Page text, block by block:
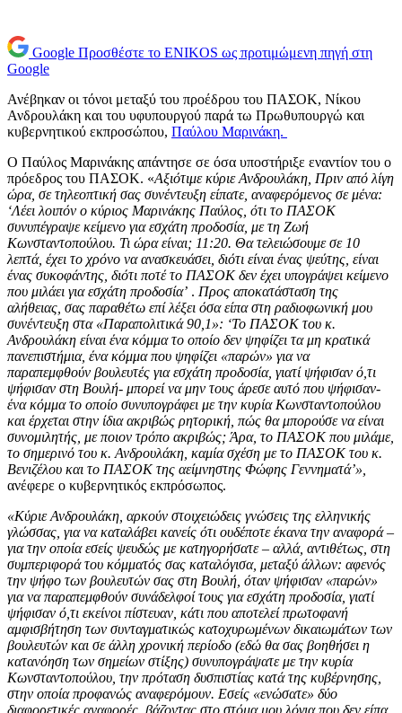
Google Προσθέστε το ENIKOS ως προτιμώμενη πηγή στη
Google
Ανέβηκαν οι τόνοι μεταξύ του προέδρου του ΠΑΣΟΚ, Νίκου
Ανδρουλάκη και του υφυπουργού παρά τω Πρωθυπουργώ και
κυβερνητικού εκπροσώπου, Παύλου Μαρινάκη.
Ο Παύλος Μαρινάκης απάντησε σε όσα υποστήριξε εναντίον του ο
πρόεδρος του ΠΑΣΟΚ. «Αξιότιμε κύριε Ανδρουλάκη, Πριν από λίγη
ώρα, σε τηλεοπτική σας συνέντευξη είπατε, αναφερόμενος σε μένα:
‘Λέει λοιπόν ο κύριος Μαρινάκης Παύλος, ότι το ΠΑΣΟΚ
συνυπέγραψε κείμενο για εσχάτη προδοσία, με τη Ζωή
Κωνσταντοπούλου. Τι ώρα είναι; 11:20. Θα τελειώσουμε σε 10
λεπτά, έχει το χρόνο να ανασκευάσει, διότι είναι ένας ψεύτης, είναι
ένας συκοφάντης, διότι ποτέ το ΠΑΣΟΚ δεν έχει υπογράψει κείμενο
που μιλάει για εσχάτη προδοσία’ . Προς αποκατάσταση της
αλήθειας, σας παραθέτω επί λέξει όσα είπα στη ραδιοφωνική μου
συνέντευξη στα «Παραπολιτικά 90,1»: ‘Το ΠΑΣΟΚ του κ.
Ανδρουλάκη είναι ένα κόμμα το οποίο δεν ψηφίζει τα μη κρατικά
πανεπιστήμια, ένα κόμμα που ψηφίζει «παρών» για να
παραπεμφθούν βουλευτές για εσχάτη προδοσία, γιατί ψήφισαν ό,τι
ψήφισαν στη Βουλή- μπορεί να μην τους άρεσε αυτό που ψήφισαν-
ένα κόμμα το οποίο συνυπογράφει με την κυρία Κωνσταντοπούλου
και έρχεται στην ίδια ακριβώς ρητορική, πώς θα μπορούσε να είναι
συνομιλητής, με ποιον τρόπο ακριβώς; Άρα, το ΠΑΣΟΚ που μιλάμε,
το σημερινό του κ. Ανδρουλάκη, καμία σχέση με το ΠΑΣΟΚ του κ.
Βενιζέλου και το ΠΑΣΟΚ της αείμνηστης Φώφης Γεννηματά’»
ανέφερε ο κυβερνητικός εκπρόσωπος.
«Κύριε Ανδρουλάκη, αρκούν στοιχειώδεις γνώσεις της ελληνικής
γλώσσας, για να καταλάβει κανείς ότι ουδέποτε έκανα την αναφορά –
για την οποία εσείς ψευδώς με κατηγορήσατε – αλλά, αντιθέτως, στη
συμπεριφορά του κόμματός σας καταλόγισα, μεταξύ άλλων: αφενός
την ψήφο των βουλευτών σας στη Βουλή, όταν ψήφισαν «παρών»
για να παραπεμφθούν συνάδελφοί τους για εσχάτη προδοσία, γιατί
ψήφισαν ό,τι εκείνοι πίστευαν, κάτι που αποτελεί πρωτοφανή
αμφισβήτηση των συνταγματικώς κατοχυρωμένων δικαιωμάτων των
βουλευτών και σε άλλη χρονική περίοδο (εδώ θα σας βοηθήσει η
κατανόηση των σημείων στίξης) συνυπογράψατε με την κυρία
Κωνσταντοπούλου, την πρόταση δυσπιστίας κατά της κυβέρνησης,
στην οποία προφανώς αναφερόμουν. Εσείς «ενώσατε» δύο